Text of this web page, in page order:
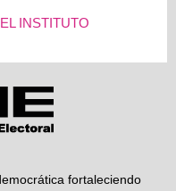
INSTITUTO
fortaleciendo